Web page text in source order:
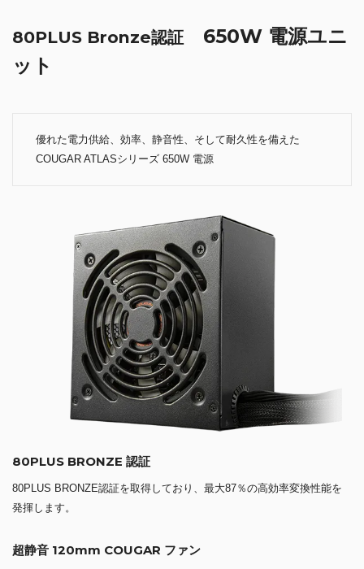
80PLUS Bronze認証 650W 電源ユニ
ット
優れた電力供給、効率、静音性、そして耐久性を備えた
COUGAR ATLASシリーズ 650W 電源
80PLUS BRONZE 認証
80PLUS BRONZE認証を取得しており、最大87％の高効率変換性能を
発揮します。
超静音 120mm COUGAR ファン